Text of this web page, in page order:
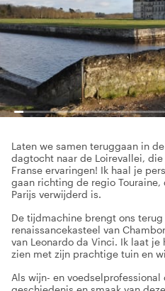
Laten we samen teruggaan in
dagtocht naar de Loirevallei,
Franse ervaringen! Ik haal je
gaan richting de regio
Parijs verwijderd is.
De tijdmachine brengt ons
renaissancekasteel van
van Leonardo da Vinci. Ik laat
zien met zijn prachtige tuin en
Als wijn- en